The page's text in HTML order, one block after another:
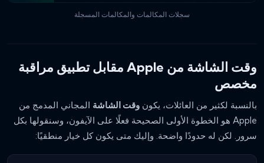
سجلات المكالمات والمكالمات المسجلة
وقت الشاشة من Apple مقابل تطبيق مراقبة
مخصص
بالنسبة لكثير من العائلات، يكون وقت الشاشة المجاني المدمج من
Apple هو الخطوة الأولى الصحيحة فعلًا على الآيفون، وسنقولها بكل
سرور. لكن له حدودًا واضحة. وإليك متى يكون كل خيار منطقيًا: